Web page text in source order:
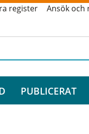
register Ansök och
PUBLICERAT